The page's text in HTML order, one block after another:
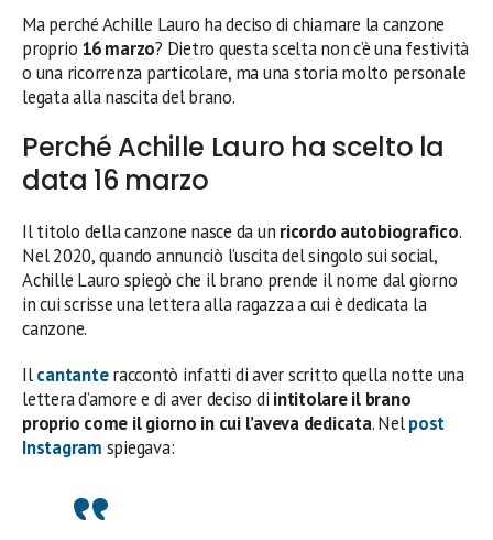
Ma perché Achille Lauro ha deciso di chiamare la canzone
proprio 16 marzo? Dietro questa scelta non c’è una festività
o una ricorrenza particolare, ma una storia molto personale
legata alla nascita del brano.
Perché Achille Lauro ha scelto la
data 16 marzo
Il titolo della canzone nasce da un ricordo autobiografico.
Nel 2020, quando annunciò l’uscita del singolo sui social,
Achille Lauro spiegò che il brano prende il nome dal giorno
in cui scrisse una lettera alla ragazza a cui è dedicata la
canzone.
Ilcantanteraccontò infatti di aver scritto quella notte una
lettera d’amore e di aver deciso di intitolare il brano
proprio come il giorno in cui l’aveva dedicata. Nelpost
Instagram spiegava: